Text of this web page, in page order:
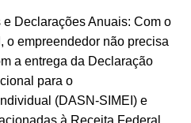
Declarações Anuais: Com o
o empreendedor não precisa
a entrega da Declaração
para o
(DASN-SIMEI) e
à Receita Federal.